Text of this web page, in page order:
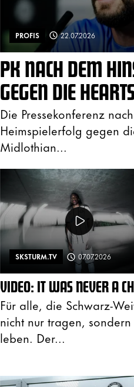
PK NACH DEM
GEGEN DIE
Die Pressekonferenz
Heimspielerfolg gegen
Midlothian...
PROFIS 22.07.2026
VIDEO: IT WAS NEVER A
Für alle, die Schwarz-
nicht nur tragen, sondern
leben. Der...
SKSTURM.TV 07.07.2026